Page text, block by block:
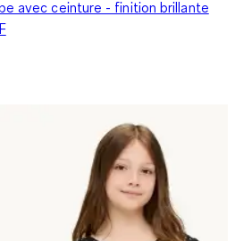
avec ceinture - finition brillante